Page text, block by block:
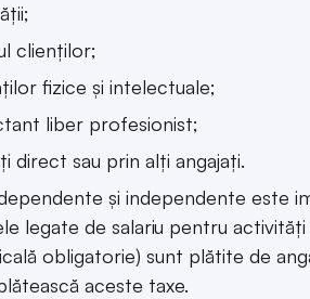
clienților;
fizice și intelectuale;
liber profesionist;
direct sau prin alți angajați.
și independente este
legate de salariu pentru
obligatorie) sunt plătite de
aceste taxe.